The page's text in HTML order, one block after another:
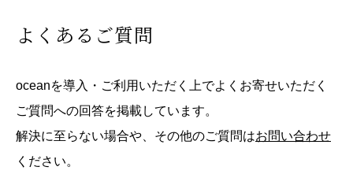
よくあるご質問
oceanを導入・ご利用いただく上でよくお寄せいただく
ご質問への回答を掲載しています。
解決に至らない場合や、その他のご質問はお問い合わせ
ください。